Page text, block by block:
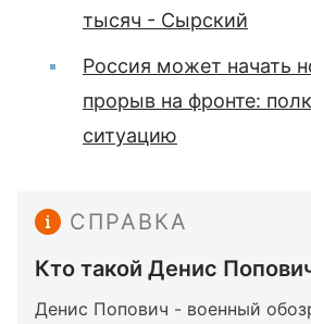
тысяч - Сырский
Россия может начать
прорыв на фронте:
ситуацию
СПРАВКА
Кто такой Денис
Денис Попович - военный